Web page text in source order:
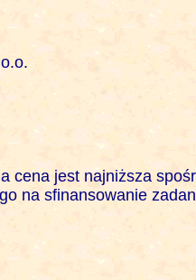
cena jest najniższa
na sfinansowanie